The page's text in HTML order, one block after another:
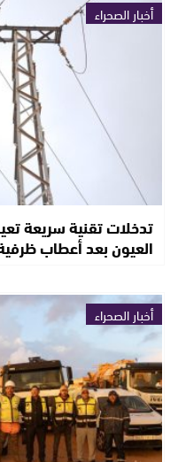
أخبار الصحراء
تدخلات تقنية سريعة
العيون بعد أعطاب
أخبار الصحراء